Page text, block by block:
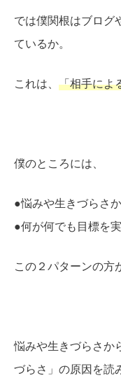
では僕関根はブログ
ているか。
これは、 「相手によ
僕のところには、
●悩みや生きづらさ
●何が何でも目標を
この２パターンの方
悩みや生きづらさか
づらさ」の原因を読